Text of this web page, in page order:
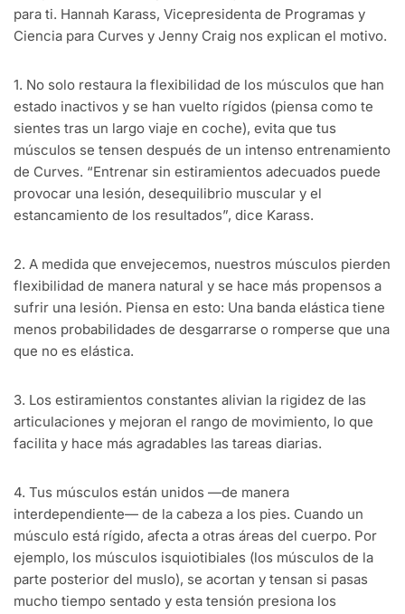
para ti. Hannah Karass, Vicepresidenta de Programas y
Ciencia para Curves y Jenny Craig nos explican el motivo.
1. No solo restaura la flexibilidad de los músculos que han
estado inactivos y se han vuelto rígidos (piensa como te
sientes tras un largo viaje en coche), evita que tus
músculos se tensen después de un intenso entrenamiento
de Curves. “Entrenar sin estiramientos adecuados puede
provocar una lesión, desequilibrio muscular y el
estancamiento de los resultados”, dice Karass.
2. A medida que envejecemos, nuestros músculos pierden
flexibilidad de manera natural y se hace más propensos a
sufrir una lesión. Piensa en esto: Una banda elástica tiene
menos probabilidades de desgarrarse o romperse que una
que no es elástica.
3. Los estiramientos constantes alivian la rigidez de las
articulaciones y mejoran el rango de movimiento, lo que
facilita y hace más agradables las tareas diarias.
4. Tus músculos están unidos —de manera
interdependiente— de la cabeza a los pies. Cuando un
músculo está rígido, afecta a otras áreas del cuerpo. Por
ejemplo, los músculos isquiotibiales (los músculos de la
parte posterior del muslo), se acortan y tensan si pasas
mucho tiempo sentado y esta tensión presiona los